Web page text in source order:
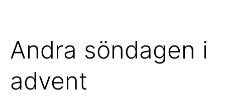
Andra söndagen i
advent